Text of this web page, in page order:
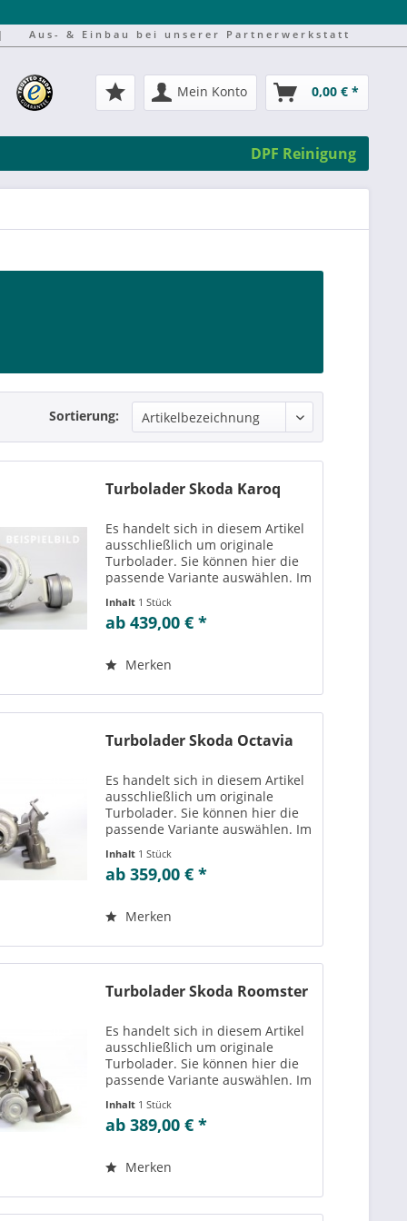
Aus- & Einbau bei unserer Partnerwerkstatt
Mein Konto 0,00 € *
DPF Reinigung
Sortierung:
Turbolader Skoda Karoq
Es handelt sich in diesem Artikel
ausschließlich um originale
Turbolader. Sie können hier die
passende Variante auswählen. Im
Teilenummern“ können Sie die zu
der ausgewählten Variante
einsehen....
Inhalt 1 Stück
ab 439,00 € *
Merken
Turbolader Skoda Octavia
Es handelt sich in diesem Artikel
ausschließlich um originale
Turbolader. Sie können hier die
passende Variante auswählen. Im
Teilenummern“ können Sie die zu
der ausgewählten Variante
einsehen....
Inhalt 1 Stück
ab 359,00 € *
Merken
Turbolader Skoda Roomster
Es handelt sich in diesem Artikel
ausschließlich um originale
Turbolader. Sie können hier die
passende Variante auswählen. Im
Teilenummern“ können Sie die zu
der ausgewählten Variante
einsehen....
Inhalt 1 Stück
ab 389,00 € *
Merken